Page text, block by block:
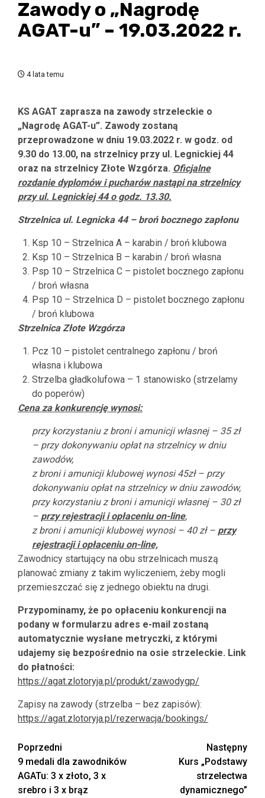
Zawody o „Nagrodę
AGAT-u” – 19.03.2022 r.
4 lata temu
KS AGAT zaprasza na zawody strzeleckie o
„Nagrodę AGAT-u”. Zawody zostaną
przeprowadzone w dniu 19.03.2022 r. w godz. od
9.30 do 13.00, na strzelnicy przy ul. Legnickiej 44
oraz na strzelnicy Złote Wzgórza. Oficjalne
rozdanie dyplomów i pucharów nastąpi na strzelnicy
przy ul. Legnickiej 44 o godz. 13.30.
Strzelnica ul. Legnicka 44 – broń bocznego zapłonu
Ksp 10 – Strzelnica A – karabin / broń klubowa
Ksp 10 – Strzelnica B – karabin / broń własna
Psp 10 – Strzelnica C – pistolet bocznego zapłonu
/ broń własna
Psp 10 – Strzelnica D – pistolet bocznego zapłonu
/ broń klubowa
Strzelnica Złote Wzgórza
Pcz 10 – pistolet centralnego zapłonu / broń
własna i klubowa
Strzelba gładkolufowa – 1 stanowisko (strzelamy
do poperów)
Cena za konkurencję wynosi:
przy korzystaniu z broni i amunicji własnej – 35 zł
– przy dokonywaniu opłat na strzelnicy w dniu
zawodów,
z broni i amunicji klubowej wynosi 45zł – przy
dokonywaniu opłat na strzelnicy w dniu zawodów,
przy korzystaniu z broni i amunicji własnej – 30 zł
– przy rejestracji i opłaceniu on-line,
z broni i amunicji klubowej wynosi – 40 zł – przy
rejestracji i opłaceniu on-line,
Zawodnicy startujący na obu strzelnicach muszą
planować zmiany z takim wyliczeniem, żeby mogli
przemieszczać się z jednego obiektu na drugi.
Przypominamy, że po opłaceniu konkurencji na
podany w formularzu adres e-mail zostaną
automatycznie wysłane metryczki, z którymi
udajemy się bezpośrednio na osie strzeleckie. Link
do płatności:
https://agat.zlotoryja.pl/produkt/zawodygp/
Zapisy na zawody (strzelba – bez zapisów):
https://agat.zlotoryja.pl/rezerwacja/bookings/
Zobacz
wpisy
Poprzedni
9 medali dla zawodników
AGATu: 3 x złoto, 3 x
srebro i 3 x brąz
Następny
Kurs „Podstawy
strzelectwa
dynamicznego”